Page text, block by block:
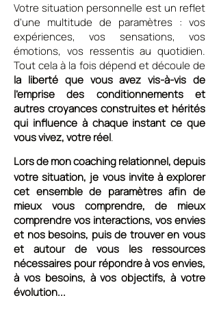
Votre situation personnelle est un reflet
d'une multitude de paramètres : vos
expériences, vos sensations, vos
émotions, vos ressentis au quotidien.
Tout cela à la fois dépend et découle de
la liberté que vous avez vis-à-vis de
l'emprise des conditionnements et
autres croyances construites et hérités
qui influence à chaque instant ce que
vous vivez, votre réel.
Lors de mon coaching relationnel, depuis
votre situation, je vous invite à explorer
cet ensemble de paramètres afin de
mieux vous comprendre, de mieux
comprendre vos interactions, vos envies
et nos besoins, puis de trouver en vous
et autour de vous les ressources
nécessaires pour répondre à vos envies,
à vos besoins, à vos objectifs, à votre
évolution...